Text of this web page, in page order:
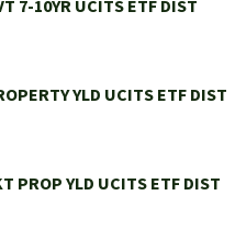
7-10YR UCITS ETF DIST
YLD UCITS ETF DIST
PROP YLD UCITS ETF DIST